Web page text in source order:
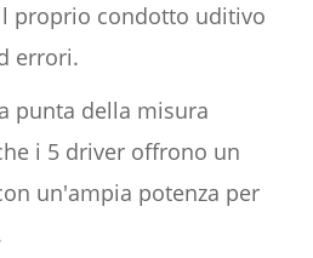
proprio condotto uditivo
errori.
punta della misura
i 5 driver offrono un
un'ampia potenza per